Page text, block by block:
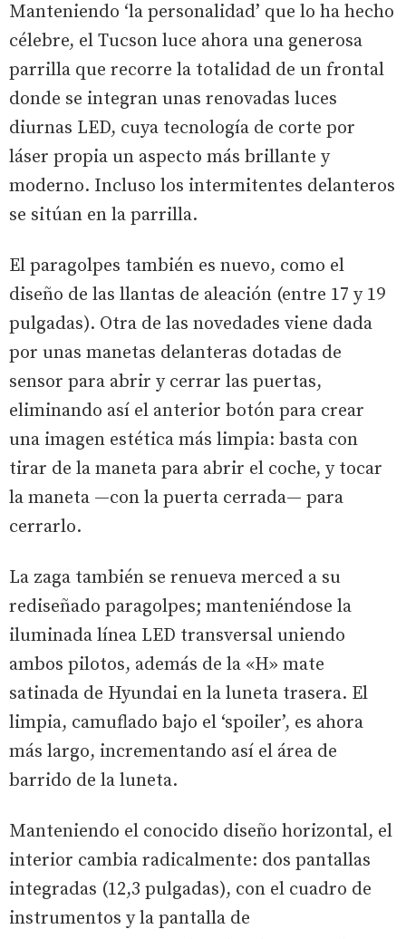
Manteniendo ‘la personalidad’ que lo ha hecho
célebre, el Tucson luce ahora una generosa
parrilla que recorre la totalidad de un frontal
donde se integran unas renovadas luces
diurnas LED, cuya tecnología de corte por
láser propia un aspecto más brillante y
moderno. Incluso los intermitentes delanteros
se sitúan en la parrilla.
El paragolpes también es nuevo, como el
diseño de las llantas de aleación (entre 17 y 19
pulgadas). Otra de las novedades viene dada
por unas manetas delanteras dotadas de
sensor para abrir y cerrar las puertas,
eliminando así el anterior botón para crear
una imagen estética más limpia: basta con
tirar de la maneta para abrir el coche, y tocar
la maneta —con la puerta cerrada— para
cerrarlo.
La zaga también se renueva merced a su
rediseñado paragolpes; manteniéndose la
iluminada línea LED transversal uniendo
ambos pilotos, además de la «H» mate
satinada de Hyundai en la luneta trasera. El
limpia, camuflado bajo el ‘spoiler’, es ahora
más largo, incrementando así el área de
barrido de la luneta.
Manteniendo el conocido diseño horizontal, el
interior cambia radicalmente: dos pantallas
integradas (12,3 pulgadas), con el cuadro de
instrumentos y la pantalla de